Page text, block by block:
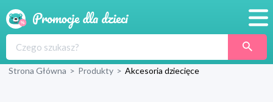
Produkty
Strona Główna > Produkty > Akcesoria dziecięce